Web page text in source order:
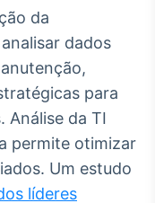
de
da
dados
para
Análise da TI
permite otimizar
Um estudo
líderes